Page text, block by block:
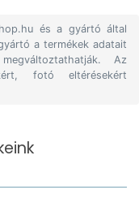
és a gyártó által
a termékek adatait
Az
fotó eltérésekért